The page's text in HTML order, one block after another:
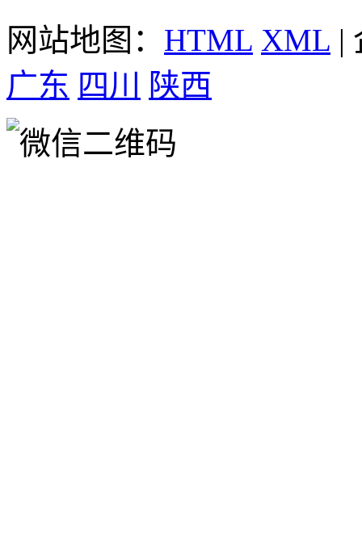
网站地图： HTML XML |
广东 四川 陕西